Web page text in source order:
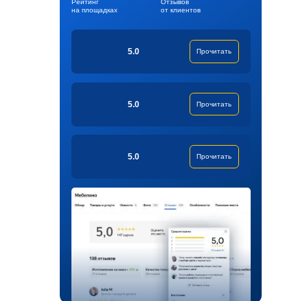
Рейтинг
на площадках
Отзывов
от клиентов
5.0 Прочитать
5.0 Прочитать
5.0 Прочитать